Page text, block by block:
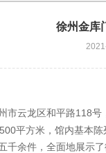
徐州金库
市云龙区和平路118号
平方米，馆内基本陈
千余件，全面地展示